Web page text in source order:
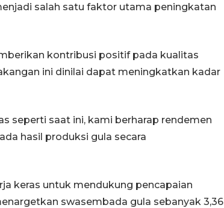
salah satu faktor utama peningkatan
kontribusi positif pada kualitas
ini dinilai dapat meningkatkan kadar
seperti saat ini, kami berharap rendemen
hasil produksi gula secara
keras untuk mendukung pencapaian
swasembada gula sebanyak 3,36
7 Agustus 2026 14:36